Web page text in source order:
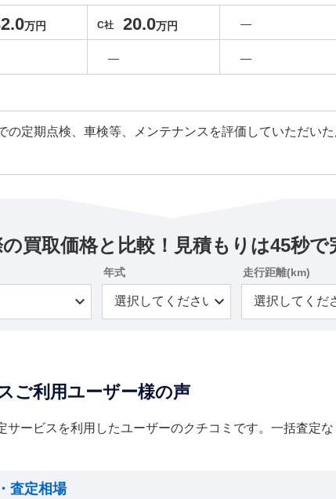
万円 C社 20.0万円 ―
― ―
の定期点検、車検等、メンテナンスを評価していただい
買取価格と比較！見積もりは45秒で
年式 走行距離(km)
ご利用ユーザー様の声
サービスを利用したユーザーのクチコミです。一括査定
査定相場